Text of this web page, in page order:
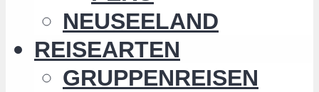
NEUSEELAND
REISEARTEN
GRUPPENREISEN